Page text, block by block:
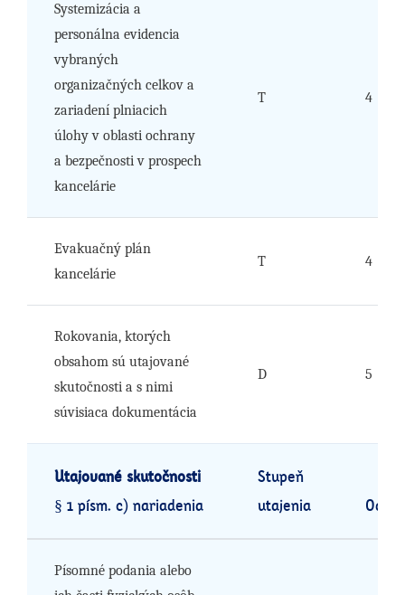
Systemizácia a
personálna evidencia
vybraných
organizačných celkov a
zariadení plniacich
úlohy v oblasti ochrany
a bezpečnosti v prospech
kancelárie
T 4
Evakuačný plán
kancelárie
T 4
Rokovania, ktorých
obsahom sú utajované
skutočnosti a s nimi
súvisiaca dokumentácia
D 5
Utajované skutočnosti
§ 1 písm. c) nariadenia
Stupeň
utajenia
Písomné podania alebo